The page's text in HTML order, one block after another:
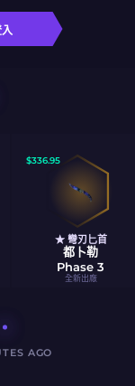
$336.95
★ 彎刃匕首
都卜勒
Phase 3
全新出廠
AGO